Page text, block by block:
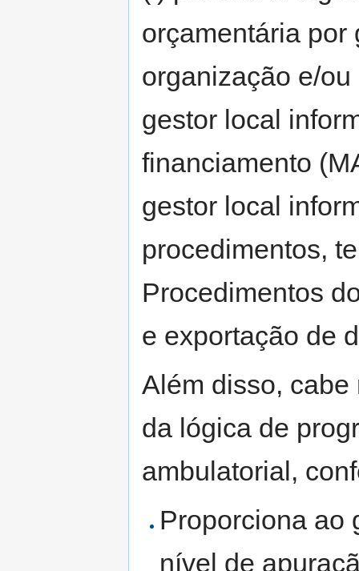
orçamentária por
organização e/
gestor local
financiamento
gestor local
procedimentos,
Procedimentos
e exportação de
Além disso,
da lógica de
ambulatorial,
Proporciona ao
nível de